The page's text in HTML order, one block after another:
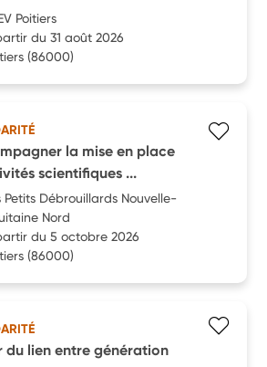
Poitiers
du 31 août 2026
(86000)
la mise en place
scientifiques ...
Petits Débrouillards Nouvelle-
Nord
du 5 octobre 2026
(86000)
du lien entre génération